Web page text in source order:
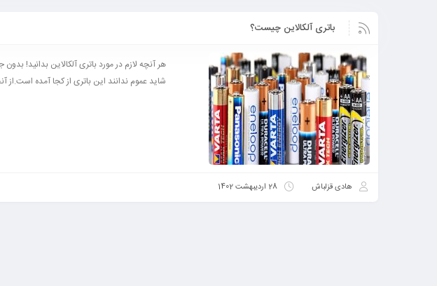
باتری آلکالاین چیست؟
هر آنچه لازم در مورد باتری آلکالاین بدانید!
شاید عموم ندانند این باتری از کجا آمده است.از
هادی قزلباش 28 اردیبهشت 1402